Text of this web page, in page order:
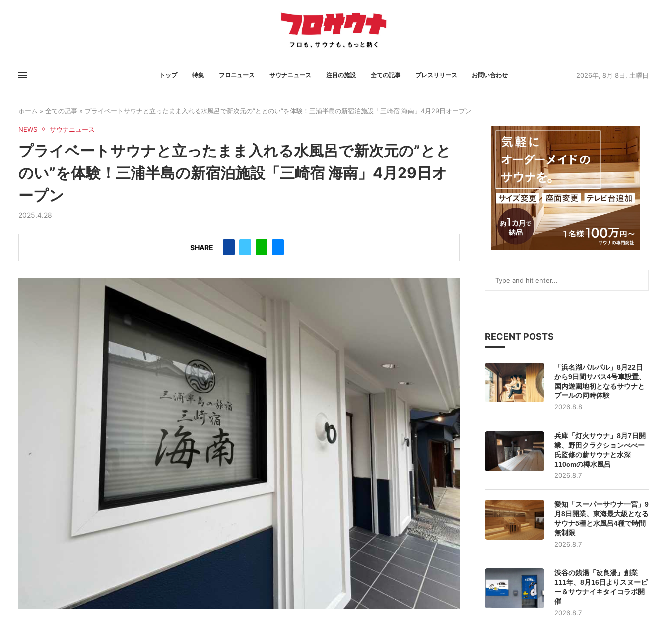
トップ 特集 フロニュース サウナニュース 注目の施設 全ての記事 プレスリリース お問い合わせ 2026年, 8月 8日, 土曜日
ホーム » 全ての記事 » プライベートサウナと立ったまま入れる水風呂で新次元の”ととのい”を体験！三浦半島の新宿泊施設「三崎宿 海南」4月29日オープン
NEWS サウナニュース
プライベートサウナと立ったまま入れる水風呂で新次元の”とと
のい”を体験！三浦半島の新宿泊施設「三崎宿 海南」4月29日オ
ープン
2025.4.28
SHARE
RECENT POSTS
「浜名湖パルパル」8月22日
から9日間サバス4号車設置、
国内遊園地初となるサウナと
プールの同時体験
2026.8.8
兵庫「灯火サウナ」8月7日開
業、野田クラクションべべー
氏監修の薪サウナと水深
110cmの樽水風呂
2026.8.7
愛知「スーパーサウナ一宮」9
月8日開業、東海最大級となる
サウナ5種と水風呂4種で時間
無制限
2026.8.7
渋谷の銭湯「改良湯」創業
111年、8月16日よりスヌーピ
ー＆サウナイキタイコラボ開
催
2026.8.7